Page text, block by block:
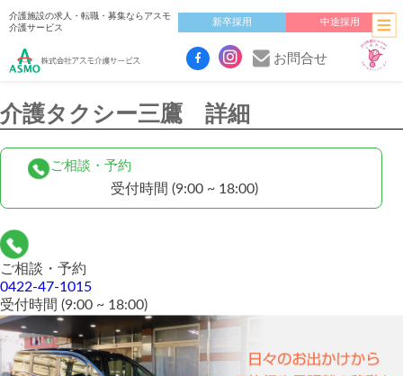
介護施設の求人・転職・募集ならアスモ
介護サービス
新卒採用 中途採用
お問合せ
介護タクシー三鷹 詳細
ご相談・予約
受付時間(9:00 ~ 18:00)
ご相談・予約
0422-47-1015
受付時間 (9:00 ~ 18:00)